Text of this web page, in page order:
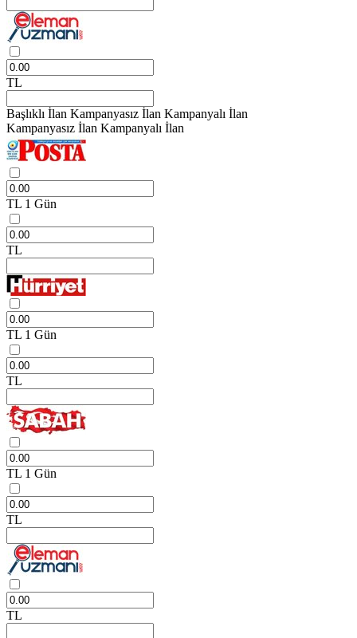
TL
Başlıklı İlan Kampanyasız İlan Kampanyalı İlan
Kampanyasız İlan Kampanyalı İlan
TL 1 Gün
TL
TL 1 Gün
TL
TL 1 Gün
TL
TL